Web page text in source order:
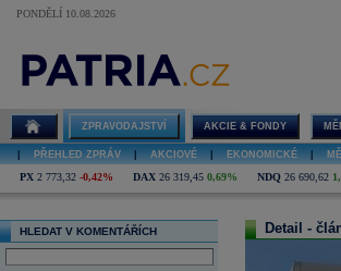
PONDĚLÍ 10.08.2026
ZPRAVODAJSTVÍ AKCIE & FONDY
PŘEHLED ZPRÁV AKCIOVÉ EKONOMICKÉ
PX 2 773,32 -0,42% DAX 26 319,45 0,69% NDQ 26 690,62
HLEDAT V KOMENTÁŘÍCH Detail -